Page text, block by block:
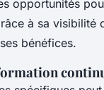
opportunités
à sa visibilité
bénéfices.